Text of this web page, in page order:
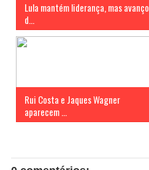
Lula mantém liderança, mas avanço
d...
Rui Costa e Jaques Wagner
aparecem ...